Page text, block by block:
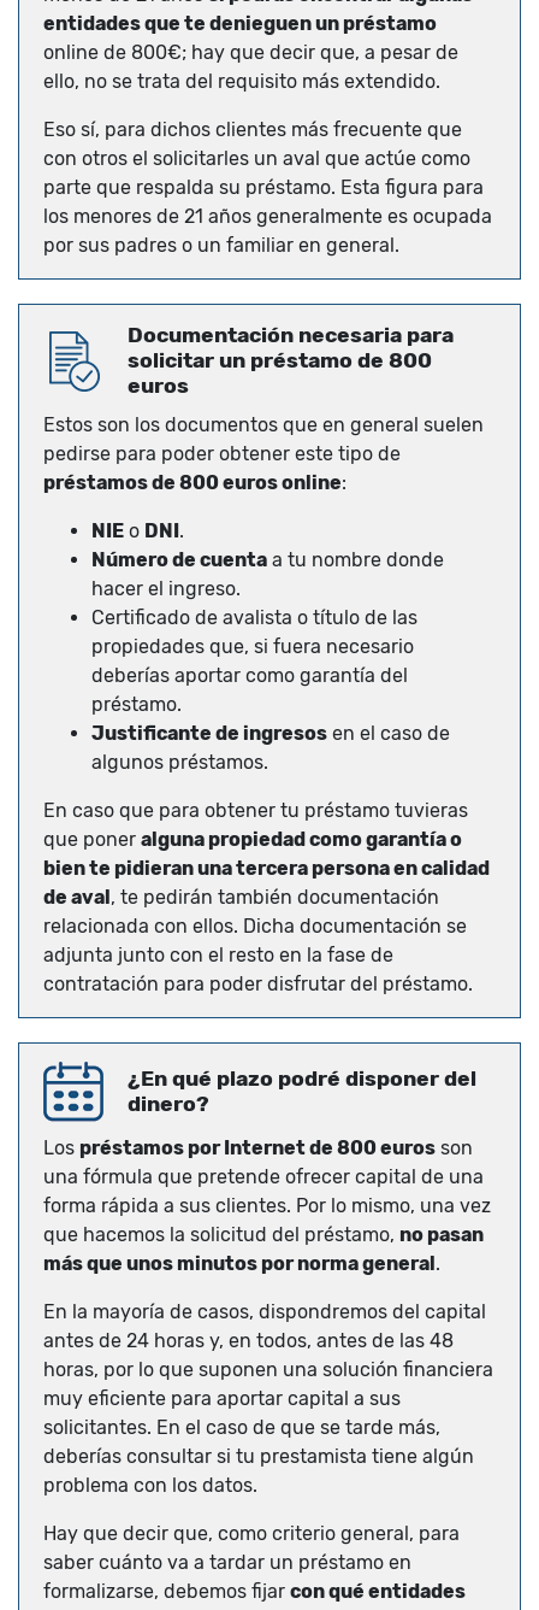
entidades que te denieguen un préstamo
online de 800€; hay que decir que, a pesar de
ello, no se trata del requisito más extendido.
Eso sí, para dichos clientes más frecuente que
con otros el solicitarles un aval que actúe como
parte que respalda su préstamo. Esta figura para
los menores de 21 años generalmente es ocupada
por sus padres o un familiar en general.
Documentación necesaria para
solicitar un préstamo de 800
euros
Estos son los documentos que en general suelen
pedirse para poder obtener este tipo de
préstamos de 800 euros online:
NIE o DNI.
Número de cuenta a tu nombre donde
hacer el ingreso.
Certificado de avalista o título de las
propiedades que, si fuera necesario
deberías aportar como garantía del
préstamo.
Justificante de ingresos en el caso de
algunos préstamos.
En caso que para obtener tu préstamo tuvieras
que poner alguna propiedad como garantía o
bien te pidieran una tercera persona en calidad
de aval, te pedirán también documentación
relacionada con ellos. Dicha documentación se
adjunta junto con el resto en la fase de
contratación para poder disfrutar del préstamo.
¿En qué plazo podré disponer del
dinero?
Los préstamos por Internet de 800 euros son
una fórmula que pretende ofrecer capital de una
forma rápida a sus clientes. Por lo mismo, una vez
que hacemos la solicitud del préstamo, no pasan
más que unos minutos por norma general.
En la mayoría de casos, dispondremos del capital
antes de 24 horas y, en todos, antes de las 48
horas, por lo que suponen una solución financiera
muy eficiente para aportar capital a sus
solicitantes. En el caso de que se tarde más,
deberías consultar si tu prestamista tiene algún
problema con los datos.
Hay que decir que, como criterio general, para
saber cuánto va a tardar un préstamo en
formalizarse, debemos fijar con qué entidades